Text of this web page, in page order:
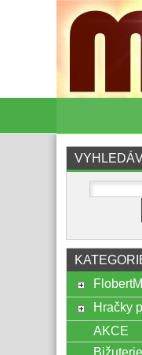
Hračky
AKCE